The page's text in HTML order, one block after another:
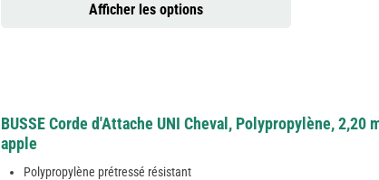
Afficher les options
BUSSE Corde d'Attache UNI Cheval, Polypropylène, 2,20
apple
Polypropylène prétressé résistant